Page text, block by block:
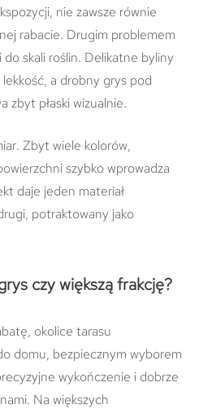
nie zawsze równie
rabacie. Drugim problemem
skali roślin. Delikatne byliny
a drobny grys pod
zbyt płaski wizualnie.
Zbyt wiele kolorów,
szybko wprowadza
daje jeden materiał
potraktowany jako
czy większą frakcję?
okolice tarasu
domu, bezpiecznym wyborem
wykończenie i dobrze
Na większych